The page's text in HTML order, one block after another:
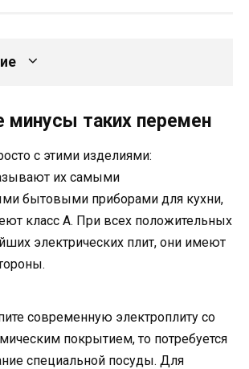
минусы таких перемен
с этими изделиями:
их самыми
бытовыми приборами для кухни,
класс A. При всех положительных
электрических плит, они имеют
современную электроплиту со
покрытием, то потребуется
специальной посуды. Для